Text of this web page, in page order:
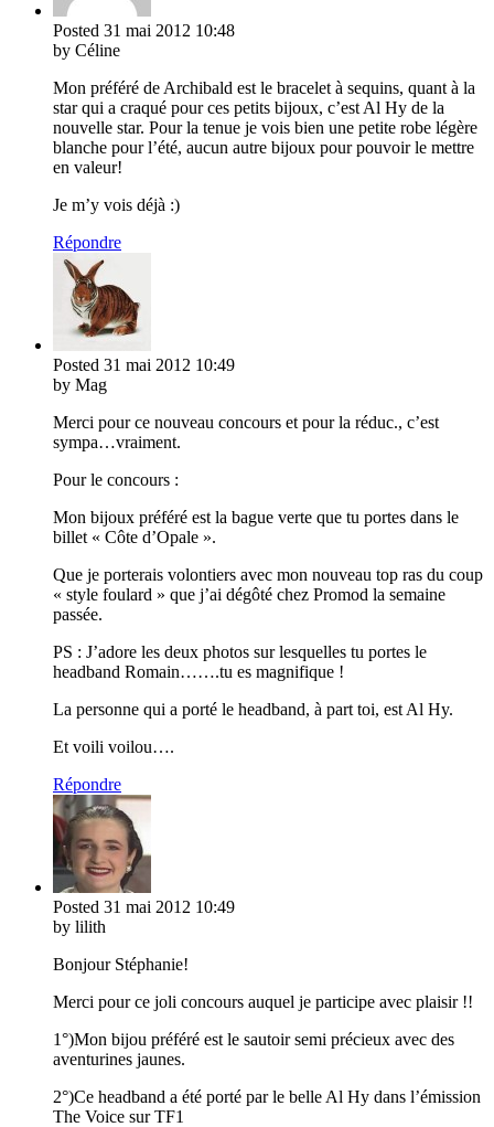
Posted 31 mai 2012 10:48
by Céline
Mon préféré de Archibald est le bracelet à sequins, quant à la
star qui a craqué pour ces petits bijoux, c’est Al Hy de la
nouvelle star. Pour la tenue je vois bien une petite robe légère
blanche pour l’été, aucun autre bijoux pour pouvoir le mettre
en valeur!
Je m’y vois déjà :)
Répondre
Posted 31 mai 2012 10:49
by Mag
Merci pour ce nouveau concours et pour la réduc., c’est
sympa…vraiment.
Pour le concours :
Mon bijoux préféré est la bague verte que tu portes dans le
billet « Côte d’Opale ».
Que je porterais volontiers avec mon nouveau top ras du coup
« style foulard » que j’ai dégôté chez Promod la semaine
passée.
PS : J’adore les deux photos sur lesquelles tu portes le
headband Romain…….tu es magnifique !
La personne qui a porté le headband, à part toi, est Al Hy.
Et voili voilou….
Répondre
Posted 31 mai 2012 10:49
by lilith
Bonjour Stéphanie!
Merci pour ce joli concours auquel je participe avec plaisir !!
1°)Mon bijou préféré est le sautoir semi précieux avec des
aventurines jaunes.
2°)Ce headband a été porté par le belle Al Hy dans l’émission
The Voice sur TF1